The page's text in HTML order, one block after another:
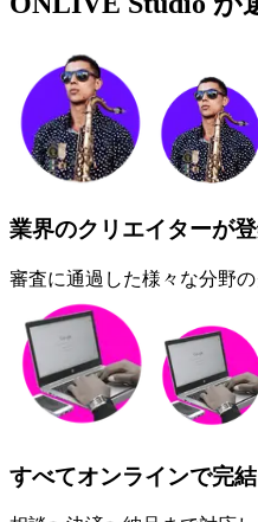
業界のクリエイターが
審査に通過した様々な分野
すべてオンラインで完結